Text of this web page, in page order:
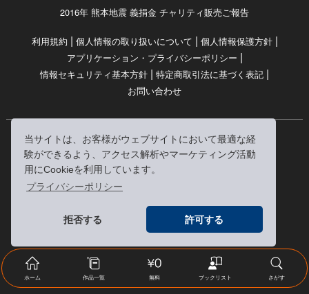
当サイトは、お客様がウェブサイトにおいて最適な経
験ができるよう、アクセス解析やマーケティング活動
用にCookieを利用しています。
プライバシーポリシー
拒否する 許可する
2016年 熊本地震 義捐金 チャリティ販売ご報告
利用規約 | 個人情報の取り扱いについて | 個人情報保護方針|
アプリケーション・プライバシーポリシー |
情報セキュリティ基本方針 | 特定商取引法に基づく表記 |
お問い合わせ
© RRJ Inc.
（kikubon/キクボン/きく本/きくほん/キクホン）は
株式会社RRJの登録商標です。
ホーム 作品一覧 無料 ブックリスト さがす